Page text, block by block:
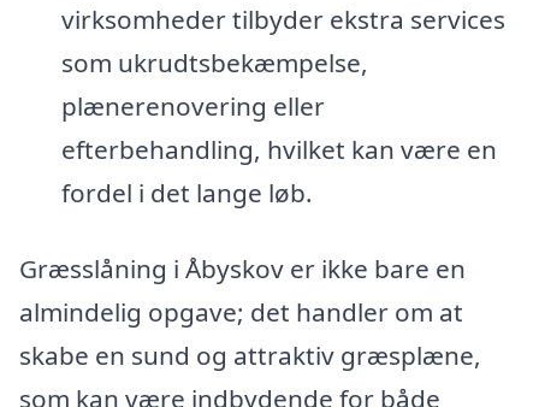
virksomheder tilbyder ekstra services
som ukrudtsbekæmpelse,
plænerenovering eller
efterbehandling, hvilket kan være en
fordel i det lange løb.
Græsslåning i Åbyskov er ikke bare en
almindelig opgave; det handler om at
skabe en sund og attraktiv græsplæne,
som kan være indbydende for både